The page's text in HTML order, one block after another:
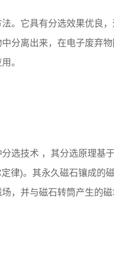
。它具有分选效果优良
分离出来，在电子废弃
。
选技术 ，其分选原理
律)。其永久磁石镶成
，并与磁石转筒产生的